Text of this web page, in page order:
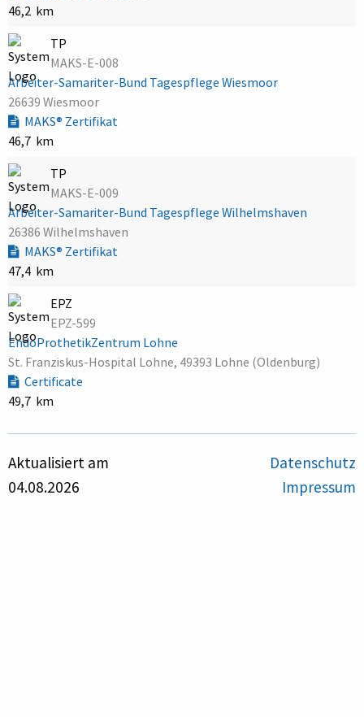
46,2 km
TP
MAKS-E-008
Arbeiter-Samariter-Bund Tagespflege Wiesmoor
26639 Wiesmoor
MAKS® Zertifikat
46,7 km
TP
MAKS-E-009
Arbeiter-Samariter-Bund Tagespflege Wilhelmshaven
26386 Wilhelmshaven
MAKS® Zertifikat
47,4 km
EPZ
EPZ-599
EndoProthetikZentrum Lohne
St. Franziskus-Hospital Lohne, 49393 Lohne (Oldenburg)
Certificate
49,7 km
Aktualisiert am
04.08.2026
Datenschutz
Impressum